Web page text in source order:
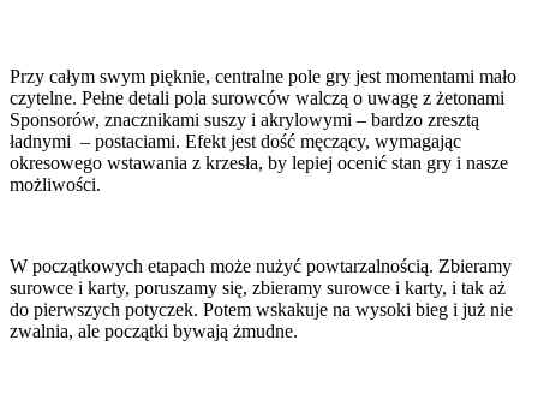
Przy całym swym pięknie, centralne pole gry jest momentami mało
czytelne. Pełne detali pola surowców walczą o uwagę z żetonami
Sponsorów, znacznikami suszy i akrylowymi – bardzo zresztą
ładnymi – postaciami. Efekt jest dość męczący, wymagając
okresowego wstawania z krzesła, by lepiej ocenić stan gry i nasze
możliwości.
W początkowych etapach może nużyć powtarzalnością. Zbieramy
surowce i karty, poruszamy się, zbieramy surowce i karty, i tak aż
do pierwszych potyczek. Potem wskakuje na wysoki bieg i już nie
zwalnia, ale początki bywają żmudne.